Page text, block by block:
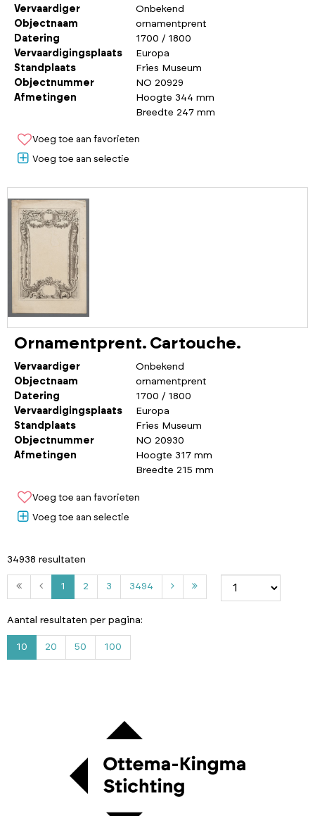
Vervaardiger
Onbekend
Objectnaam
ornamentprent
Datering
1700 / 1800
Vervaardigingsplaats
Europa
Standplaats
Fries Museum
Objectnummer
NO 20929
Afmetingen
Hoogte 344 mm
Breedte 247 mm
Voeg toe aan favorieten
Voeg toe aan selectie
Ornamentprent. Cartouche.
Vervaardiger
Onbekend
Objectnaam
ornamentprent
Datering
1700 / 1800
Vervaardigingsplaats
Europa
Standplaats
Fries Museum
Objectnummer
NO 20930
Afmetingen
Hoogte 317 mm
Breedte 215 mm
Voeg toe aan favorieten
Voeg toe aan selectie
34938 resultaten
1 2 3 3494
4
Aantal resultaten per pagina:
10 20 50 100